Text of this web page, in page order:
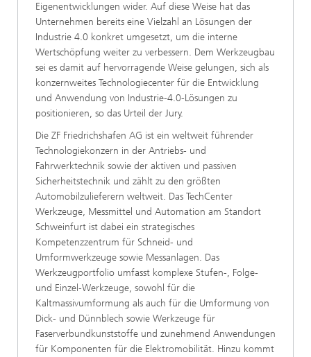
Eigenentwicklungen wider. Auf diese Weise hat das
Unternehmen bereits eine Vielzahl an Lösungen der
Industrie 4.0 konkret umgesetzt, um die interne
Wertschöpfung weiter zu verbessern. Dem Werkzeugbau
sei es damit auf hervorragende Weise gelungen, sich als
konzernweites Technologiecenter für die Entwicklung
und Anwendung von Industrie-4.0-Lösungen zu
positionieren, so das Urteil der Jury.
Die ZF Friedrichshafen AG ist ein weltweit führender
Technologiekonzern in der Antriebs- und
Fahrwerktechnik sowie der aktiven und passiven
Sicherheitstechnik und zählt zu den größten
Automobilzulieferern weltweit. Das TechCenter
Werkzeuge, Messmittel und Automation am Standort
Schweinfurt ist dabei ein strategisches
Kompetenzzentrum für Schneid- und
Umformwerkzeuge sowie Messanlagen. Das
Werkzeugportfolio umfasst komplexe Stufen-, Folge-
und Einzel-Werkzeuge, sowohl für die
Kaltmassivumformung als auch für die Umformung von
Dick- und Dünnblech sowie Werkzeuge für
Faserverbundkunststoffe und zunehmend Anwendungen
für Komponenten für die Elektromobilität. Hinzu kommt